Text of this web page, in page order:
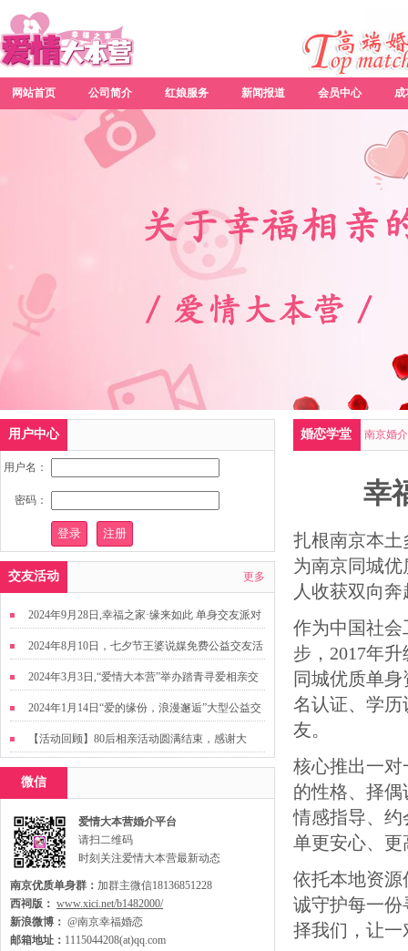
网站首页 公司简介 红娘服务 新闻报道 会员中心 成
婚恋学堂 南京婚介
幸
扎根南京本土
为南京同城
人收获双向
作为中国社
步， 2017年升
同城优质单
名认证、学
友。
核心推出一
的性格、择
情感指导、
单更安心、更
依托本地资
诚守护每一
择我们，让
用户中心
用户名：
密码：
交友活动 更多
2024年9月28日,幸福之家·缘来如此 单身交友派对
2024年8月10日，七夕节王婆说媒免费公益交友活
动
2024年3月3日,“爱情大本营”举办踏青寻爱相亲交
友活动
2024年1月14日“爱的缘份，浪漫邂逅”大型公益交
友活动
【活动回顾】80后相亲活动圆满结束，感谢大
家，走出来才有机会扩大缘分哦~
微信
爱情大本营婚介平台
请扫二维码
时刻关注爱情大本营最新动态
南京优质单身群： 加群主微信18136851228
西祠版： www.xici.net/b1482000/
新浪微博： @南京幸福婚恋
邮箱地址： 1115044208(at)qq.com